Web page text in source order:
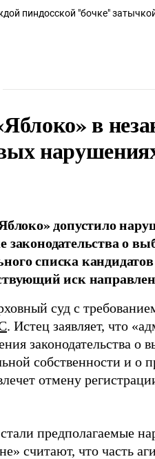
пиндосской "бочке"
в
допустило
о
списка
иск
суд с
. Истец заявляет, что
законодательства о
собственности и о
отмену
предполагаемые
считают, что часть